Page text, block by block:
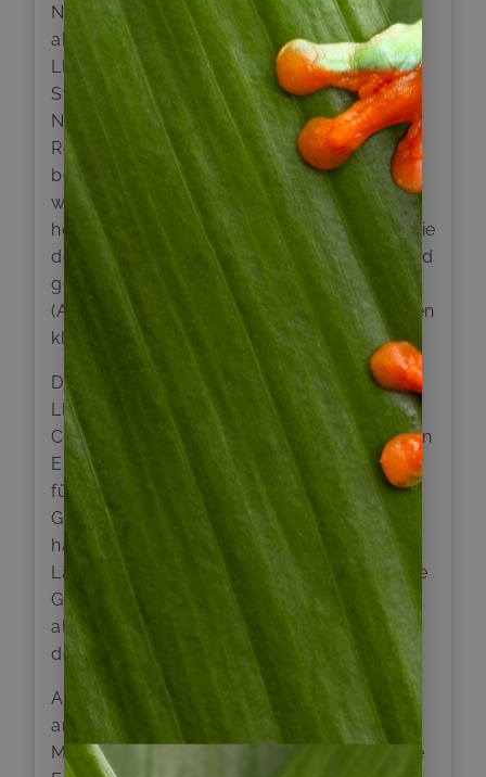
Nach dem Frühstück werden wir am Hotel
abgeholt. Wir fahren entlang des Sees
Llanquihue nach Enseñada. Nach ca. einer
Stunde erreichen wir den ältesten
Nationalparks Chiles, den Vicente Perez
Rosales. Der erste Stopp erfolgt an den
berühmten Wasserfälle von Petrohue. Hier
werden wir ausreichend Zeit haben, um die
herrlichen Ausblicke auf die Wasserfälle sowie
den Vulkan Osorno zu genießen. Anschließend
geht es weiter bis zum Todos los Santos
(Allerheiligen See). Hier unternehmen wir einen
kleinen Spaziergang entlang des Sees.
Danach fahren wir zum Nordufer des
Llanquihue-Sees bis zur Ortschaft Las
Cascadas. Hier treffen wir mit einer deutschen
Einwandererfamilie zusammen, die sich über
fünf Generationen hinweg deutsche
Gebräuche und Sprachkenntnisse erhalten
hat. Bei einem schmackhaften typischen
Land-Mittagessen tauchen wir in die bewegte
Geschichte dieser Familie ein und im
allgemeinen der deutschen Einwanderer aus
dem 19. Jahrhundert.
Am späten Nachmittag erreichen wir Frutillar
am Llanquihue-See, wo wir im Freilicht-
Museum der deutschen Einwanderer weitere